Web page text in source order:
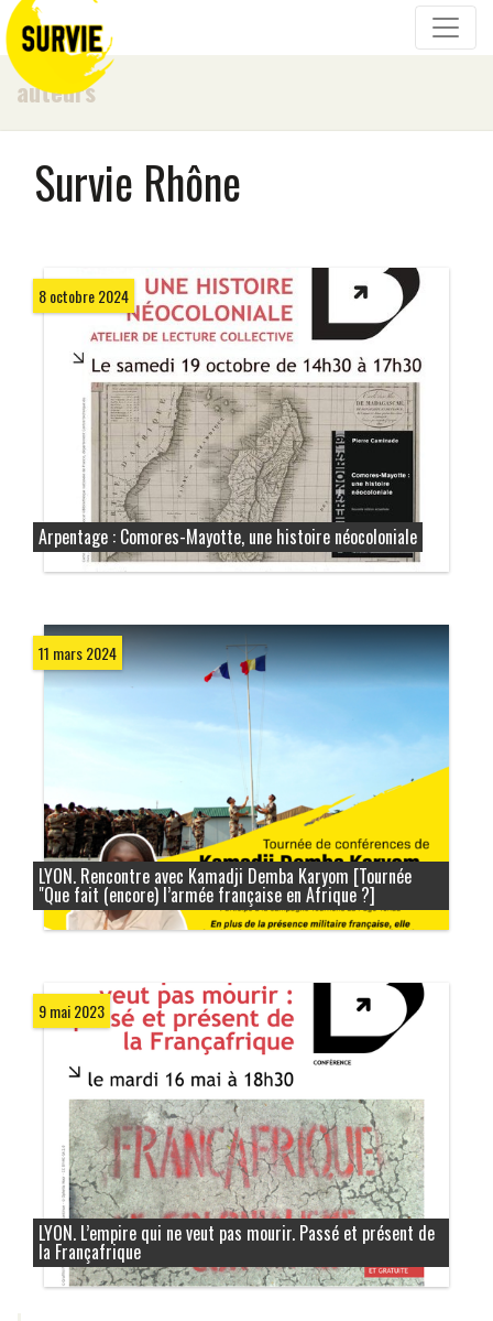
auteurs
Survie Rhône
8 octobre 2024
Arpentage : Comores-Mayotte, une histoire néocoloniale
11 mars 2024
LYON. Rencontre avec Kamadji Demba Karyom [Tournée
"Que fait (encore) l’armée française en Afrique ?]
9 mai 2023
LYON. L’empire qui ne veut pas mourir. Passé et présent de
la Françafrique